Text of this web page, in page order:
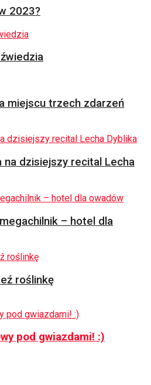
2023?
miejscu trzech zdarzeń
na dzisiejszy recital Lecha
– hotel dla
roślinkę
pod gwiazdami! :)